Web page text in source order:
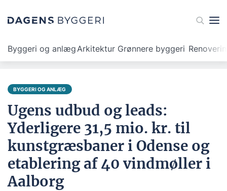
Byggeri og anlægArkitektur Grønnere byggeri
BYGGERI OG ANLÆG
Ugens udbud og leads:
Yderligere 31,5 mio. kr. til
kunstgræsbaner i Odense og
etablering af 40 vindmøller i
Aalborg